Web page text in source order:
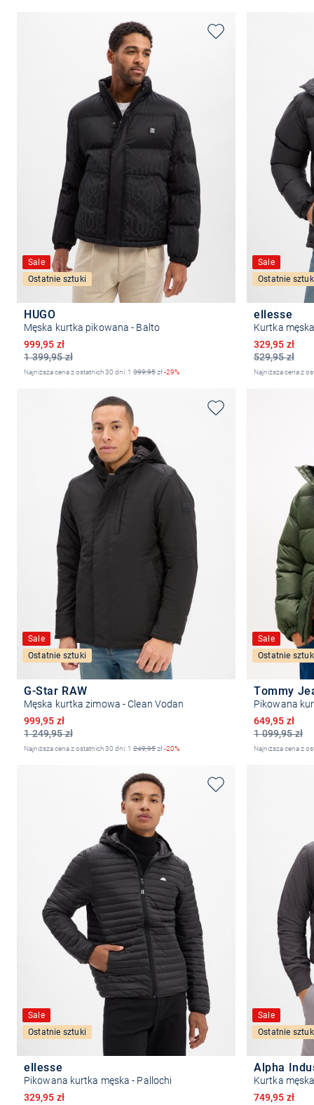
Wybierz rozmiar
Sale
Ostatnie sztuki
HUGO
Męska kurtka pikowana - Balto
1 399,95 zł
Obniżona cena
999,95 zł
Najniższa cena z ostatnich 30 dni: 1 399,95zł-29%
Wybierz rozmiar
Sale
Ostatnie
ellesse
Kurtka
529,95 zł
Obniżona cena
329,95 zł
Najniższa cena z
Sale
Ostatnie sztuki
G-Star RAW
Męska kurtka zimowa - Clean Vodan
1 249,95 zł
Obniżona cena
999,95 zł
Najniższa cena z ostatnich 30 dni: 1 249,95zł-20%
Wybierz rozmiar
Sale
Ostatnie
Tommy
Pikowana
1 099,95 zł
Obniżona cena
649,95 zł
Najniższa cena z
Sale
Ostatnie sztuki
ellesse
Pikowana kurtka męska - Pallochi
Obniżona cena
329,95 zł
Sale
Ostatnie
Alpha
Kurtka męska
Obniżona cena
749,95 zł